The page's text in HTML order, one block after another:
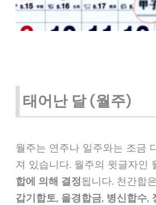
태어난 달 (월주)
월주는 연주나 일주와는 조금
져 있습니다. 월주의 윗글자인
합에 의해 결정됩니다. 천간합
갑기합토, 을경합금, 병신합수,